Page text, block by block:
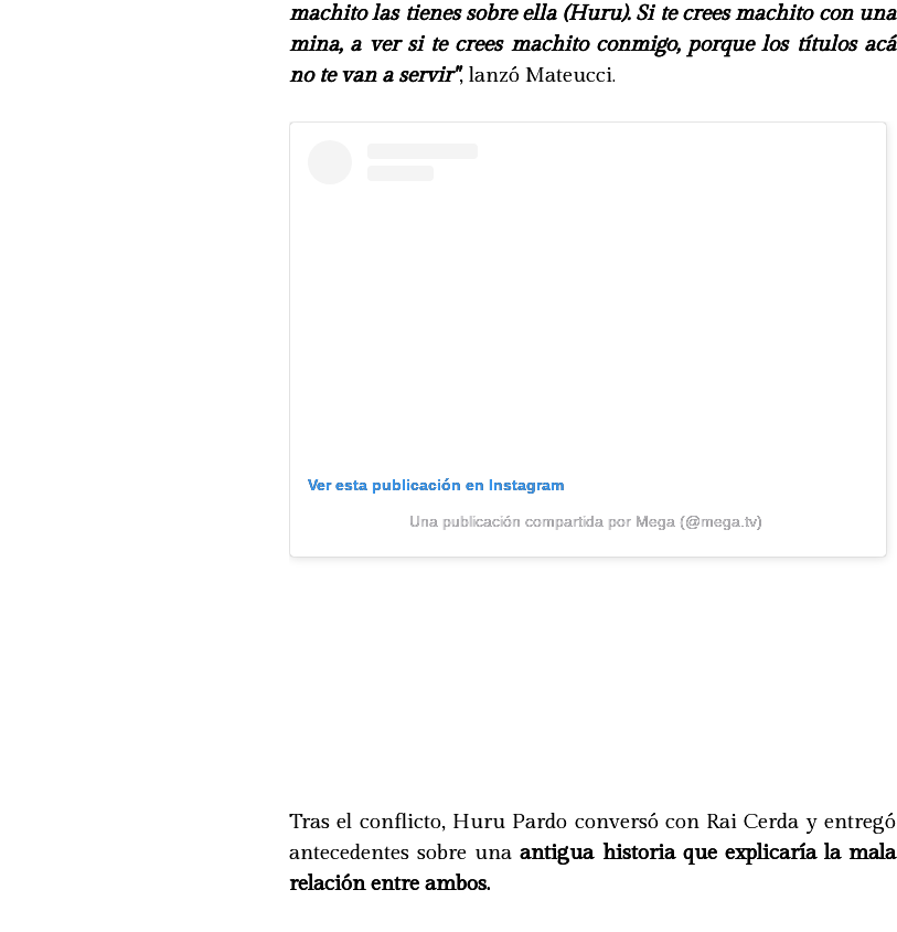
machito las tienes sobre ella (Huru). Si te crees machito con una
mina, a ver si te crees machito conmigo, porque los títulos acá
no te van a servir", lanzó Mateucci.
Ver esta publicación en Instagram
Una publicación compartida por Mega (@mega.tv)
Tras el conflicto, Huru Pardo conversó con Rai Cerda y entregó
antecedentes sobre unaantigua historia que explicaría la mala
relación entre ambos.